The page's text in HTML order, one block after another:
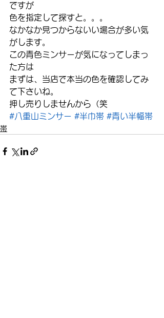
ですが
色を指定して探すと。。。
なかなか見つからないい場合が多い気
がします。
この青色ミンサーが気になってしまっ
た方は
まずは、当店で本当の色を確認してみ
て下さいね。
押し売りしませんから（笑
#八重山ミンサー #半巾帯 #青い半幅帯
帯